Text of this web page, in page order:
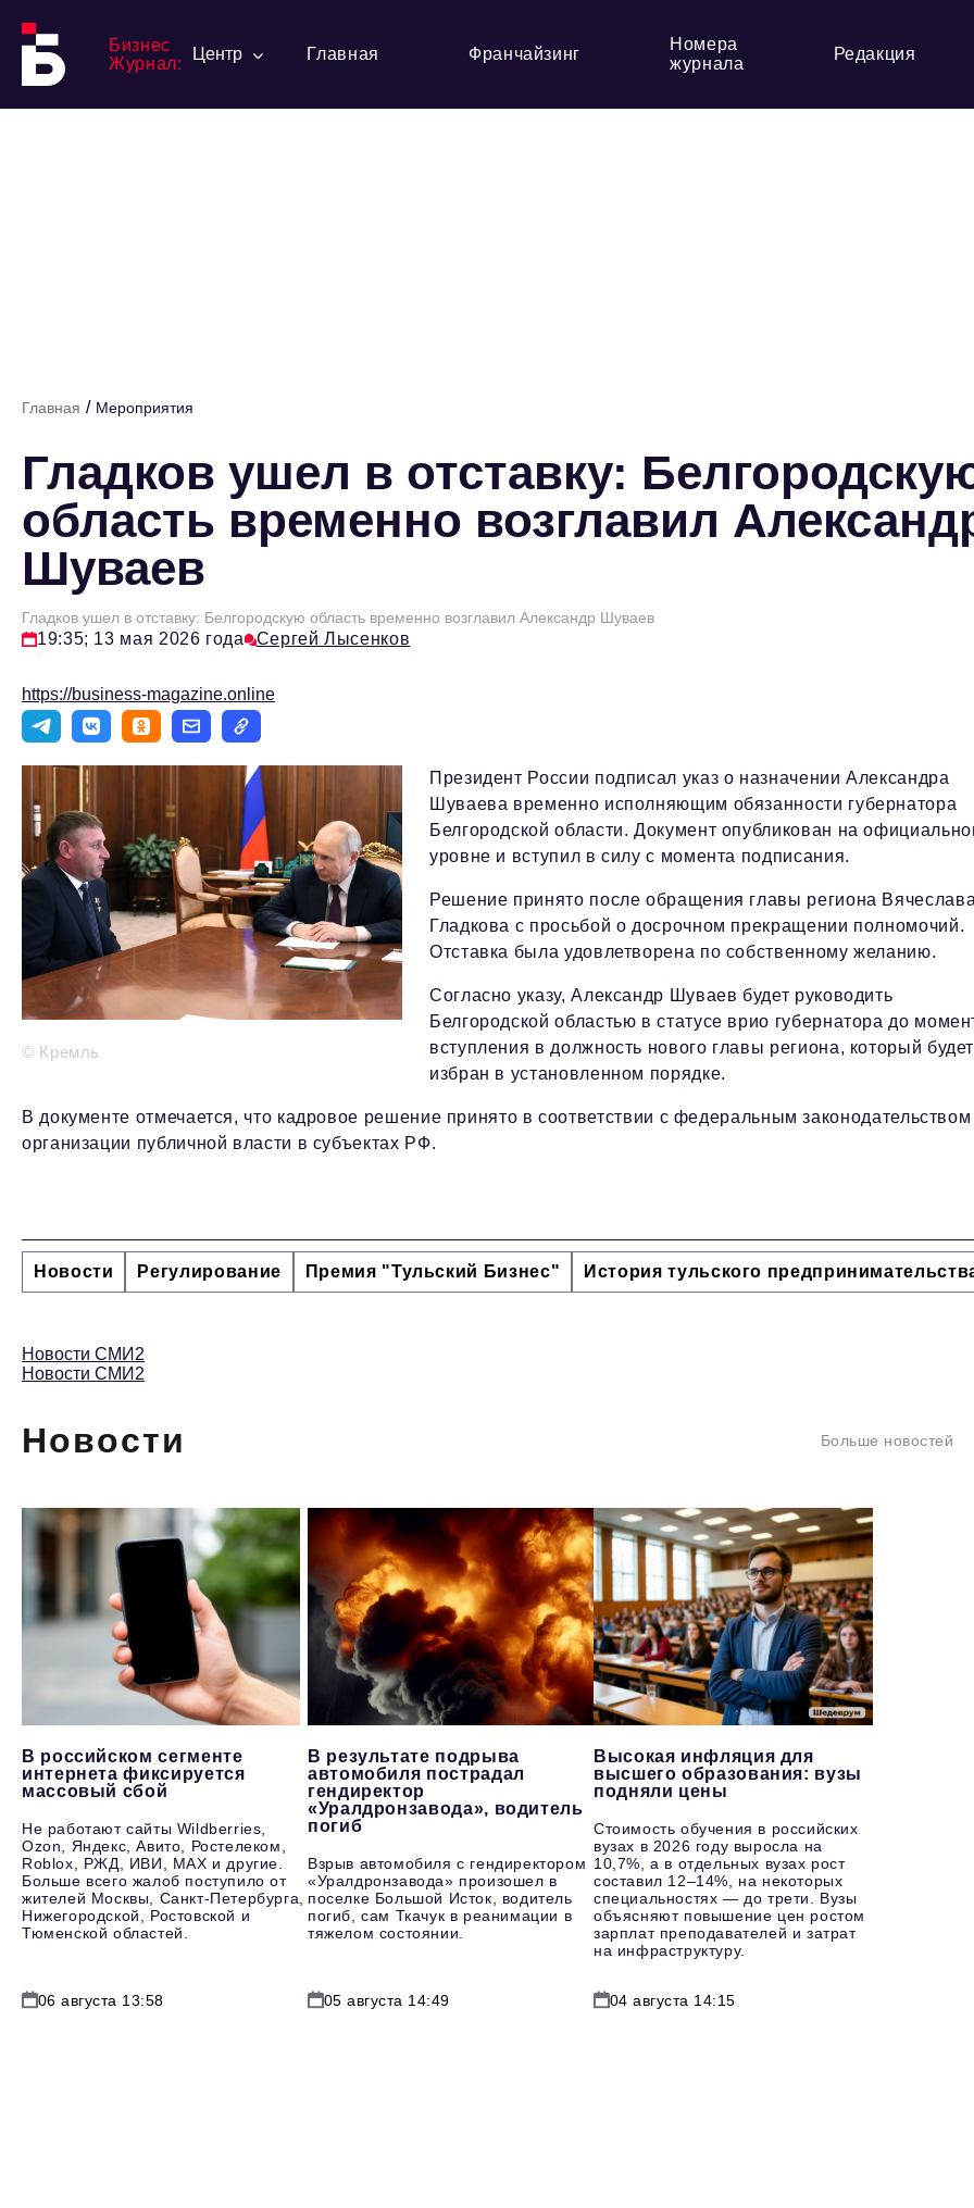
Бизнес
Журнал:
Центр Главная Франчайзинг
Номера
журнала
Редакция
Главная / Мероприятия
Гладков ушел в отставку:
область временно возглавил
Шуваев
Гладков ушел в отставку: Белгородскую область временно возглавил Александр Шуваев
19:35; 13 мая 2026 года Сергей Лысенков
https://business-magazine.online
© Кремль
Президент России подписал указ о назначении Александра
Шуваева временно исполняющим обязанности губернатора
Белгородской области. Документ опубликован на
уровне и вступил в силу с момента подписания.
Решение принято после обращения главы региона
Гладкова с просьбой о досрочном прекращении полномочий.
Отставка была удовлетворена по собственному желанию.
Согласно указу, Александр Шуваев будет руководить
Белгородской областью в статусе врио губернатора до
вступления в должность нового главы региона, который будет
избран в установленном порядке.
В документе отмечается, что кадровое решение принято в соответствии с федеральным
организации публичной власти в субъектах РФ.
Новости Регулирование Премия "Тульский Бизнес" История тульского
Новости СМИ2
Новости СМИ2
Новости Больше новостей
В российском сегменте
интернета фиксируется
массовый сбой
Не работают сайты Wildberries,
Ozon, Яндекс, Авито, Ростелеком,
Roblox, РЖД, ИВИ, MAX и другие.
Больше всего жалоб поступило от
жителей Москвы, Санкт-Петербурга,
Нижегородской, Ростовской и
Тюменской областей.
06 августа 13:58
В результате подрыва
автомобиля пострадал
гендиректор
«Уралдронзавода», водитель
погиб
Взрыв автомобиля с гендиректором
«Уралдронзавода» произошел в
поселке Большой Исток, водитель
погиб, сам Ткачук в реанимации в
тяжелом состоянии.
05 августа 14:49
Высокая инфляция для
высшего образования: вузы
подняли цены
Стоимость обучения в российских
вузах в 2026 году выросла на
10,7%, а в отдельных вузах рост
составил 12–14%, на некоторых
специальностях — до трети. Вузы
объясняют повышение цен ростом
зарплат преподавателей и затрат
на инфраструктуру.
04 августа 14:15